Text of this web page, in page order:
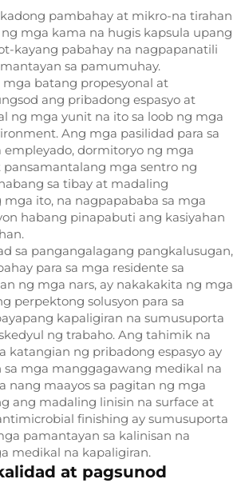
pambahay at mikro-na tirahan
mga kama na hugis kapsula upang
kayang pabahay na nagpapanatili
sa pamumuhay.
batang propesyonal at
ang pribadong espasyo at
ng mga yunit na ito sa loob ng mga
Ang mga pasilidad para sa
empleyado, dormitoryo ng mga
mga sentro ng
sa tibay at madaling
ito, na nagpapababa sa mga
habang pinapabuti ang kasiyahan
sa pangangalagang pangkalusugan,
para sa mga residente sa
ng mga nars, ay nakakakita ng mga
perpektong solusyon para sa
kapaligiran na sumusuporta
ng trabaho. Ang tahimik na
katangian ng pribadong espasyo ay
sa mga manggagawang medikal na
nang maayos sa pagitan ng mga
ang madaling linisin na surface at
finishing ay sumusuporta
pamantayan sa kalinisan na
medikal na kapaligiran.
at pagsunod